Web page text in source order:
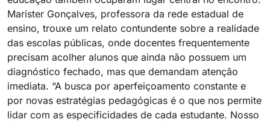
Marister Gonçalves, professora da rede estadual de
ensino, trouxe um relato contundente sobre a realidade
das escolas públicas, onde docentes frequentemente
precisam acolher alunos que ainda não possuem um
diagnóstico fechado, mas que demandam atenção
imediata. “A busca por aperfeiçoamento constante e
por novas estratégias pedagógicas é o que nos permite
lidar com as especificidades de cada estudante. Nosso